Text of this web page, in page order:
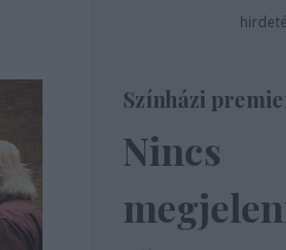
Színházi
Nincs